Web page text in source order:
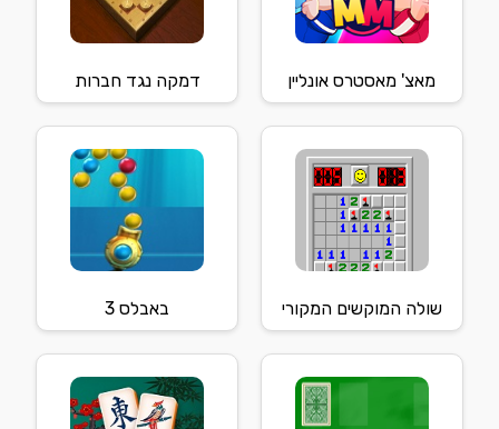
מאצ' מאסטרס אונליין דמקה נגד חברות
שולה המוקשים המקורי באבלס 3